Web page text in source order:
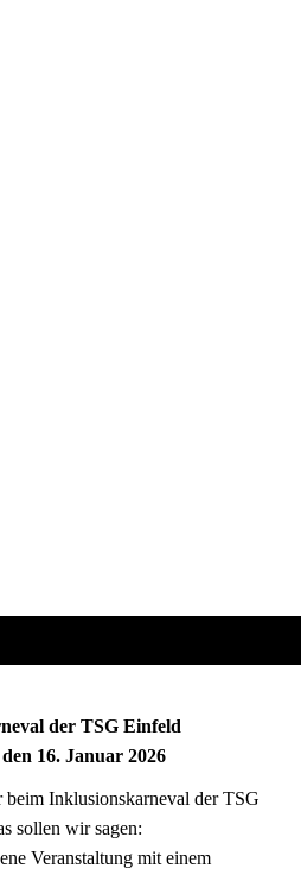
der TSG Einfeld
16. Januar 2026
Inklusionskarneval der TSG
sollen wir sagen:
Veranstaltung mit einem